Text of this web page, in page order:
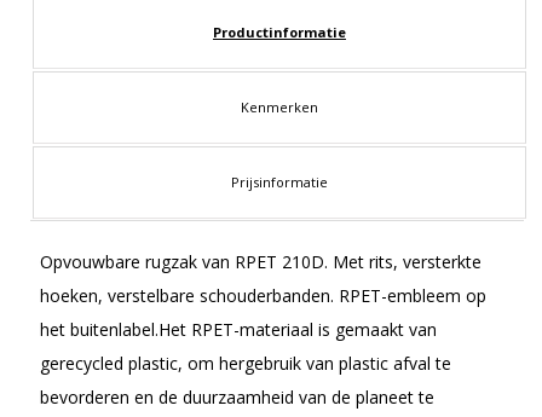
Productinformatie
Kenmerken
Prijsinformatie
Opvouwbare rugzak van RPET 210D. Met rits, versterkte
hoeken, verstelbare schouderbanden. RPET-embleem op
het buitenlabel.Het RPET-materiaal is gemaakt van
gerecycled plastic, om hergebruik van plastic afval te
bevorderen en de duurzaamheid van de planeet te